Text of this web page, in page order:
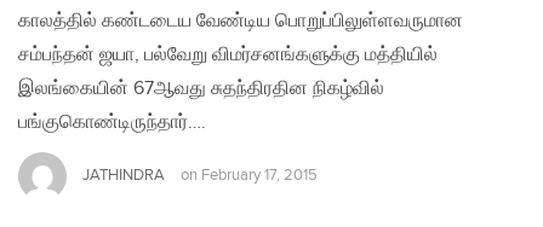
காலத்தில் கண்டடைய வேண்டிய பொறுப்பிலுள்ளவருமான
சம்பந்தன் ஜயா, பல்வேறு விமர்சனங்களுக்கு மத்தியில்
இலங்கையின் 67ஆவது சுதந்திரதின நிகழ்வில்
பங்குகொண்டிருந்தார்….
JATHINDRA on February 17, 2015